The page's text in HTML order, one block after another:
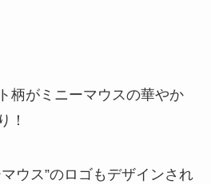
柄がミニーマウスの華やか
！
ウス”のロゴもデザインされ